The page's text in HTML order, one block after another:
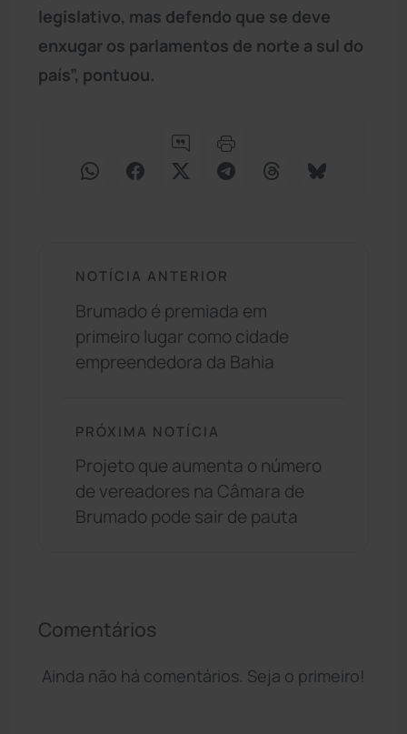
legislativo, mas defendo que se deve
enxugar os parlamentos de norte a sul do
país”, pontuou.
NOTÍCIA ANTERIOR
Brumado é premiada em
primeiro lugar como cidade
empreendedora da Bahia
PRÓXIMA NOTÍCIA
Projeto que aumenta o número
de vereadores na Câmara de
Brumado pode sair de pauta
Comentários
Ainda não há comentários. Seja o primeiro!